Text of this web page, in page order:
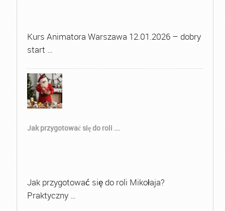
Kurs Animatora Warszawa 12.01.2026 – dobry
start …
Jak przygotować się do roli ...
Jak przygotować się do roli Mikołaja?
Praktyczny …